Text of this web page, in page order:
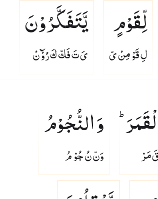
لِّقَوْمٍ
لِ قَوْ مِنْ ىّ
یَّتَفَكَّرُوْنَ
ىَ تَ فَكّ كَ رُوْٓ نْ
مَرْ
وَ النُّجُوْمُ
وَنّ نُ جُوْ مُ